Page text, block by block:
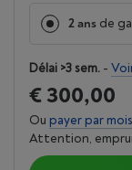
2 ans de
Délai >3 sem. -
€ 300,00
Ou payer par mois
Attention,